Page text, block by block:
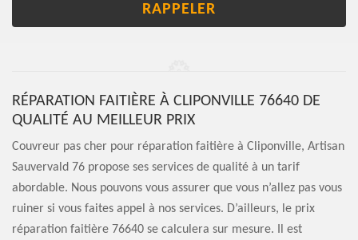
RÉPARATION FAITIÈRE À CLIPONVILLE 76640 DE
QUALITÉ AU MEILLEUR PRIX
Couvreur pas cher pour réparation faitière à Cliponville, Artisan
Sauvervald 76 propose ses services de qualité à un tarif
abordable. Nous pouvons vous assurer que vous n’allez pas vous
ruiner si vous faites appel à nos services. D’ailleurs, le prix
réparation faitière 76640 se calculera sur mesure. Il est